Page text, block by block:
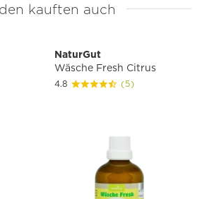
kauften auch
NaturGut
Wäsche Fresh Citrus
4.8 (5)